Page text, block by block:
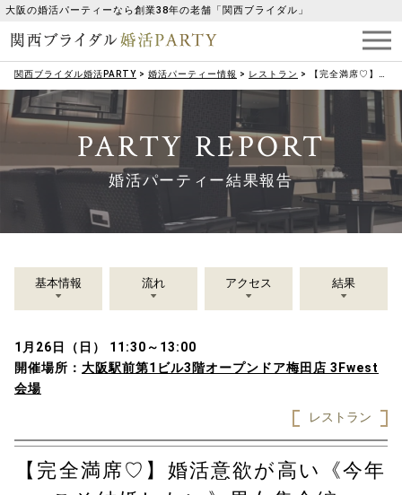
大阪の婚活パーティーなら創業38年の老舗「関西ブライダル」
関西ブライダル婚活PARTY > 婚活パーティー情報 > レストラン > 【完全満席♡】婚活意欲が高い《今年こそ結婚したい》男女集合編♪
PARTY REPORT
婚活パーティー結果報告
基本情報 流れ アクセス 結果
1月26日（日） 11:30～13:00
開催場所： 大阪駅前第1ビル3階オープンドア梅田店 3Fwest
会場
レストラン
【完全満席♡】婚活意欲が高い《今年